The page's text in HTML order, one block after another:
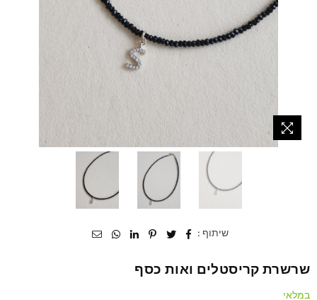
שיתוף :
שרשרת קריסטלים ואות כסף
במלאי